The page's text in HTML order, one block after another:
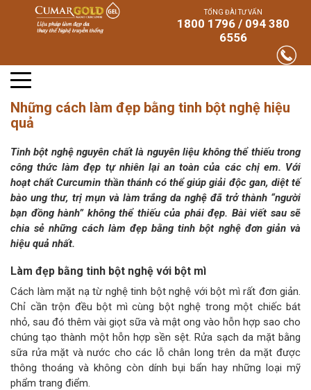
TỔNG ĐÀI TƯ VẤN
1800 1796 / 094 380
6556
Những cách làm đẹp bằng tinh bột nghệ hiệu
quả
Tinh bột nghệ nguyên chất là nguyên liệu không thể thiếu trong
công thức làm đẹp tự nhiên lại an toàn của các chị em. Với
hoạt chất Curcumin thần thánh có thể giúp giải độc gan, diệt tế
bào ung thư, trị mụn và làm trắng da nghệ đã trở thành “người
bạn đồng hành” không thể thiếu của phái đẹp. Bài viết sau sẽ
chia sẻ những cách làm đẹp bằng tinh bột nghệ đơn giản và
hiệu quả nhất.
Làm đẹp bằng tinh bột nghệ với bột mì
Cách làm mặt nạ từ nghệ tinh bột nghệ với bột mì rất đơn giản.
Chỉ cần trộn đều bột mì cùng bột nghệ trong một chiếc bát
nhỏ, sau đó thêm vài giọt sữa và mật ong vào hỗn hợp sao cho
chúng tạo thành một hỗn hợp sền sệt. Rửa sạch da mặt bằng
sữa rửa mặt và nước cho các lỗ chân long trên da mặt được
thông thoáng và không còn dính bụi bẩn hay những loại mỹ
phẩm trang điểm.